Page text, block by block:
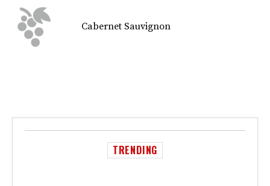
Cabernet Sauvignon
TRENDING